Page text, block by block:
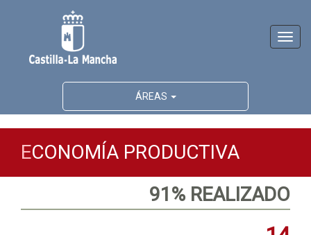
ÁREAS
ECONOMÍA PRODUCTIVA
91% REALIZADO